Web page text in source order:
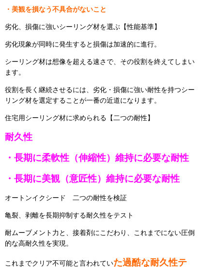
・美観を損なう不具合がないこと
劣化、損傷に強いシーリング材を選ぶ【性能基準】
劣化現象が同時に発生すると損傷は加速的に進行。
シーリング材は想像を超える速さで、その役割を終えてしまい
ます。
役割を長く継続させるには、劣化・損傷に強い耐性を持つシー
リング材を選定することが一番の近道になります。
住宅用シーリング材に求められる【二つの耐性】
耐久性
・長期に柔軟性（伸縮性）維持に必要な耐性
・長期に美観（意匠性）維持に必要な耐性
オートンイクシード 二つの耐性を検証
亀裂、剥離を長期抑制する耐久性をテスト
耐ムーブメント力と、接着剤にこだわり、これまでにない圧倒
的な高耐久性を実現。
これまでクリア不可能と言われていた過酷な耐久性テ